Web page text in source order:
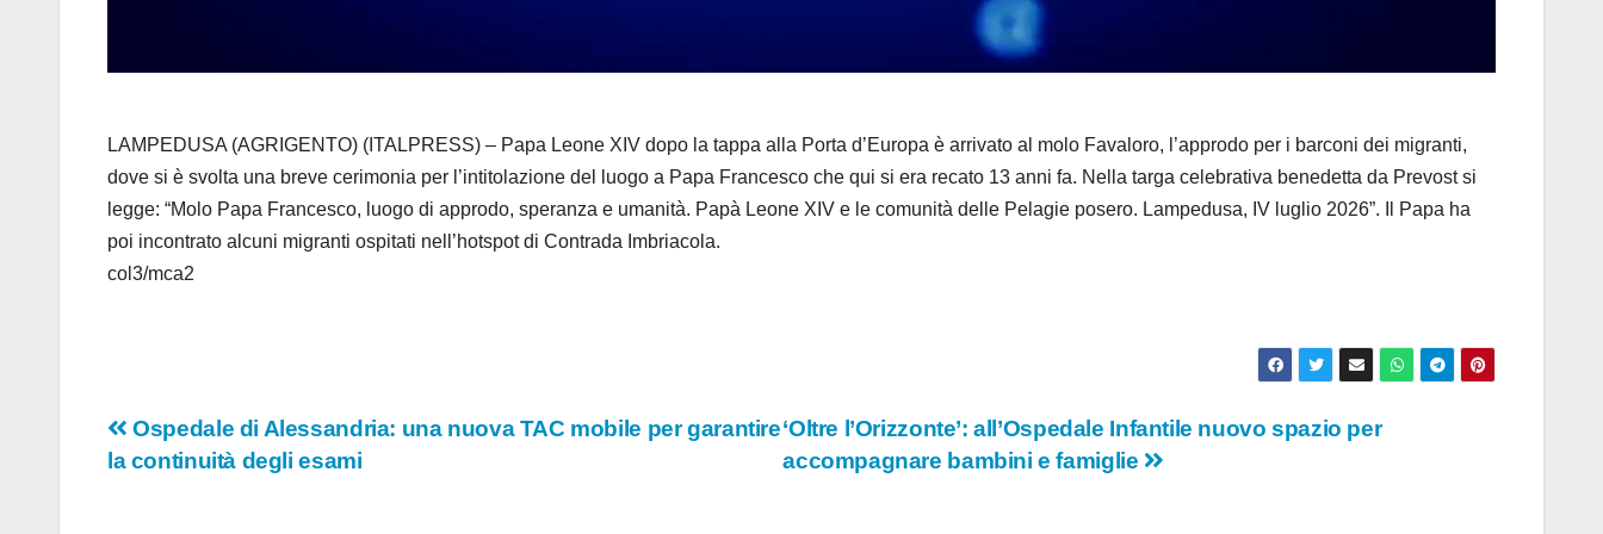
e
o
LAMPEDUSA (AGRIGENTO) (ITALPRESS) – Papa Leone XIV dopo la tappa alla Porta d’Europa è arrivato al molo Favaloro, l’approdo per i barconi dei migranti,
dove si è svolta una breve cerimonia per l’intitolazione del luogo a Papa Francesco che qui si era recato 13 anni fa. Nella targa celebrativa benedetta da Prevost si
legge: “Molo Papa Francesco, luogo di approdo, speranza e umanità. Papà Leone XIV e le comunità delle Pelagie posero. Lampedusa, IV luglio 2026”. Il Papa ha
poi incontrato alcuni migranti ospitati nell’hotspot di Contrada Imbriacola.
col3/mca2
Navigazione
‘Oltre l’Orizzonte’: all’Ospedale Infantile nuovo spazio per
accompagnare bambini e famiglie
Ospedale di Alessandria: una nuova TAC mobile per garantire
la continuità degli esami